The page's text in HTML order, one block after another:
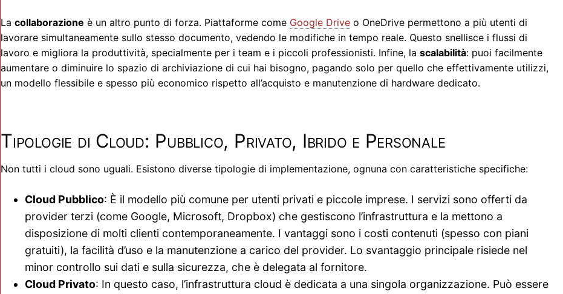
Lacollaborazione è un altro punto di forza. Piattaforme come Google Drive o OneDrive permettono a più utenti di
lavorare simultaneamente sullo stesso documento, vedendo le modifiche in tempo reale. Questo snellisce i flussi di
lavoro e migliora la produttività, specialmente per i team e i piccoli professionisti. Infine, lascalabilità: puoi facilmente
aumentare o diminuire lo spazio di archiviazione di cui hai bisogno, pagando solo per quello che effettivamente utilizzi,
un modello flessibile e spesso più economico rispetto all’acquisto e manutenzione di hardware dedicato.
Tipologie di Cloud: Pubblico, Privato, Ibrido e Personale
Non tutti i cloud sono uguali. Esistono diverse tipologie di implementazione, ognuna con caratteristiche specifiche:
Cloud Pubblico: È il modello più comune per utenti privati e piccole imprese. I servizi sono offerti da
provider terzi (come Google, Microsoft, Dropbox) che gestiscono l’infrastruttura e la mettono a
disposizione di molti clienti contemporaneamente. I vantaggi sono i costi contenuti (spesso con piani
gratuiti), la facilità d’uso e la manutenzione a carico del provider. Lo svantaggio principale risiede nel
minor controllo sui dati e sulla sicurezza, che è delegata al fornitore.
Cloud Privato: In questo caso, l’infrastruttura cloud è dedicata a una singola organizzazione. Può essere